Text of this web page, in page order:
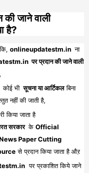
जाने वाली
है?
onlineupdatestm.in ना
पर प्रदान की जाने वाली
भी सूचना या आर्टिकलबिना
नहीं की जाती है,
किया जाता है
सरकार के Official
Paper Cutting
से प्रदान किया जाता है औऱ
पर प्रकाशित किये जाने